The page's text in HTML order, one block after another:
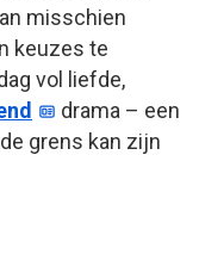
misschien
keuzes te
vol liefde,
drama – een
grens kan zijn